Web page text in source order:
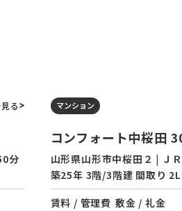
る
分
マンション
コンフォート中桜田
山形県山形市中桜田２ | Ｊ
築25年 3階/3階建 間取り
賃料 / 管理費 敷金 / 礼金